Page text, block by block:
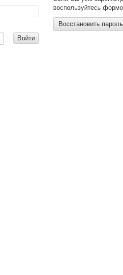
Войти
воспользуйтесь
Восстановить пароль